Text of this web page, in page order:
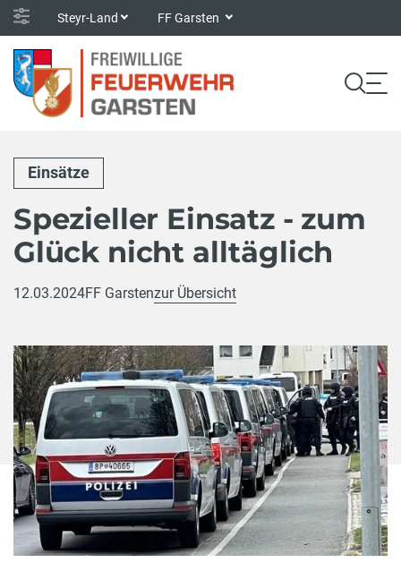
Steyr-Land FF Garsten
Einsätze
Spezieller Einsatz - zum
Glück nicht alltäglich
12.03.2024FF Garstenzur Übersicht